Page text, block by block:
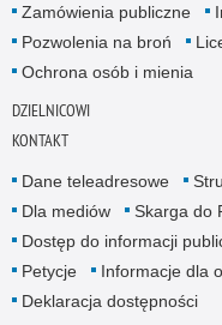
Zamówienia publiczne
Pozwolenia na broń
Ochrona osób i mienia
DZIELNICOWI
KONTAKT
Dane teleadresowe
Dla mediów
Skarga do
Dostęp do informacji
Petycje
Informacje dla
Deklaracja dostępności